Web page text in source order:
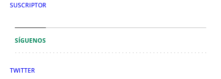
SUSCRIPTOR
SÍGUENOS
TWITTER